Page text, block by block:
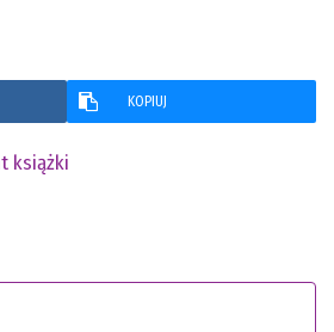
KOPIUJ
książki